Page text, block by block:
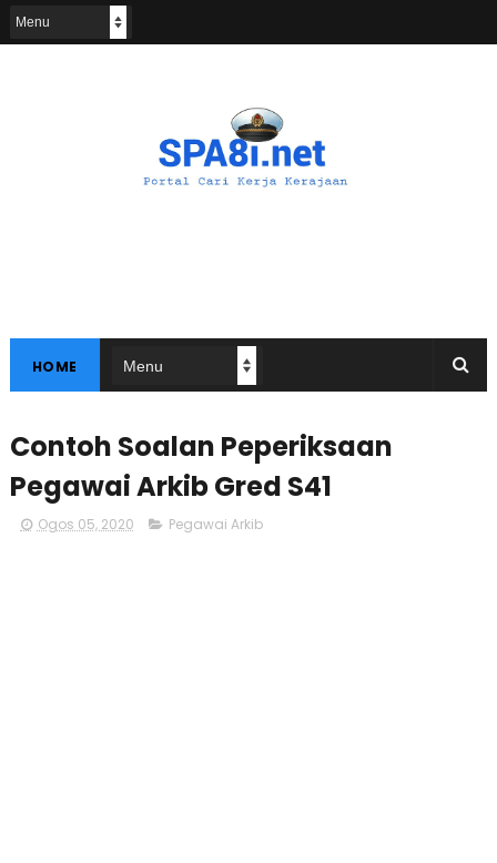
HOME
Contoh Soalan Peperiksaan
Pegawai Arkib Gred S41
Ogos 05, 2020 Pegawai Arkib